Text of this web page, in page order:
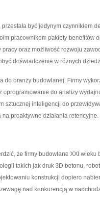
być jedynym czynnikiem
pracownikom pakiety benefitów
oraz możliwość rozwoju
doświadczenie w różnych
do branży budowlanej. Firmy
do analizy
sztucznej inteligencji do
proaktywne działania retencyjne.
że firmy budowlane XXI
takich jak druk 3D betonu,
konstrukcji dopiero
nad konkurencją w